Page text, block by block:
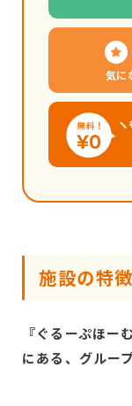
気に
施設の特徴
『ぐるーぷほー
にある、グルー